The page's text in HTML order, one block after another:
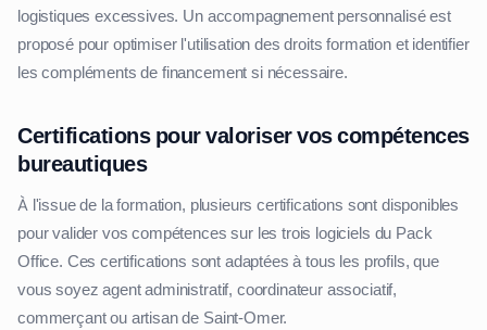
logistiques excessives. Un accompagnement personnalisé est
proposé pour optimiser l'utilisation des droits formation et identifier
les compléments de financement si nécessaire.
Certifications pour valoriser vos compétences
bureautiques
À l'issue de la formation, plusieurs certifications sont disponibles
pour valider vos compétences sur les trois logiciels du Pack
Office. Ces certifications sont adaptées à tous les profils, que
vous soyez agent administratif, coordinateur associatif,
commerçant ou artisan de Saint-Omer.